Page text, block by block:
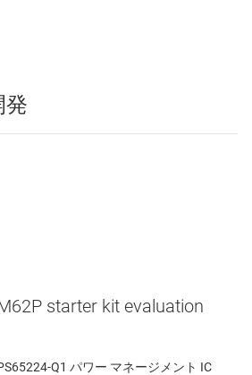
発
starter kit evaluation
Q1 パワー マネージメント IC